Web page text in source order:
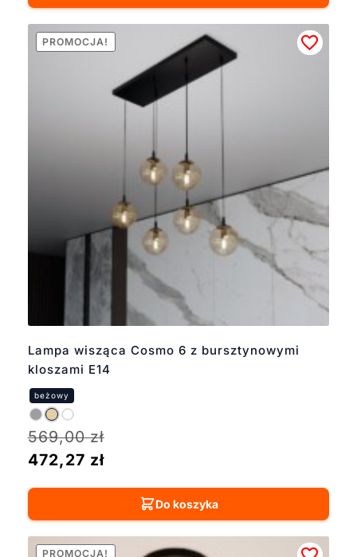
Lampa wisząca Cosmo 6 z bursztynowymi
kloszami E14
PROMOCJA!
569,00zł
472,27 zł
Do koszyka
PROMOCJA!